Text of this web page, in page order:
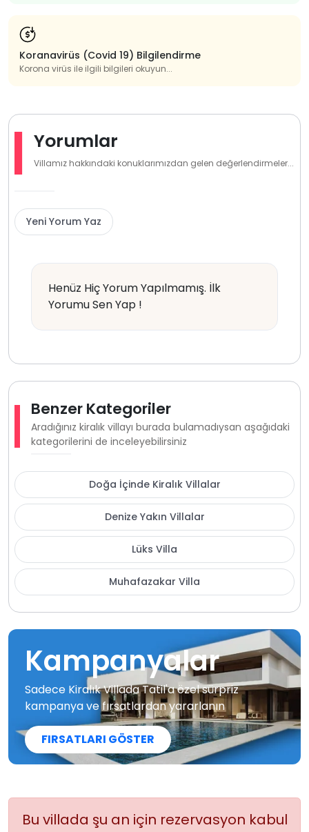
Koranavirüs (Covid 19) Bilgilendirme
Korona virüs ile ilgili bilgileri okuyun...
Yorumlar
Villamız hakkındaki konuklarımızdan gelen değerlendirmeler...
Yeni Yorum Yaz
Henüz Hiç Yorum Yapılmamış. İlk
Yorumu Sen Yap !
Benzer Kategoriler
Aradığınız kiralık villayı burada bulamadıysan aşağıdaki
kategorilerini de inceleyebilirsiniz
Doğa İçinde Kiralık Villalar
Denize Yakın Villalar
Lüks Villa
Muhafazakar Villa
Kampanyalar
Sadece Kiralık Villada Tatil'a özel sürpriz
kampanya ve fırsatlardan yararlanın
FIRSATLARI GÖSTER
Bu villada şu an için rezervasyon kabul